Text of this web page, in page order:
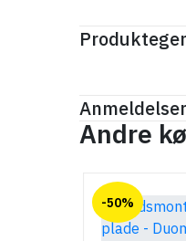
Zinklegering
Hulafstand
160 mm
Anmeldelser
Der er ingen
Andre
-50%